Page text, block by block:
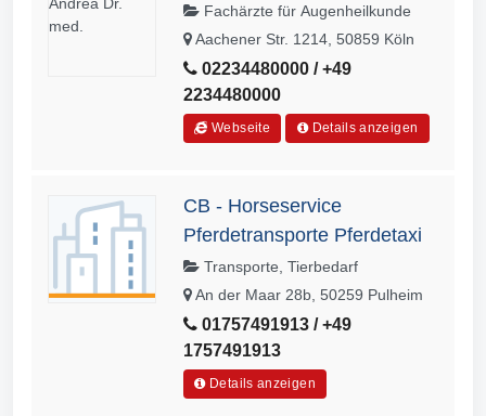
Fachärzte für Augenheilkunde
Aachener Str. 1214, 50859 Köln
02234480000 / +49
2234480000
Webseite Details anzeigen
CB - Horseservice
Pferdetransporte Pferdetaxi
Transporte, Tierbedarf
An der Maar 28b, 50259 Pulheim
01757491913 / +49
1757491913
Details anzeigen